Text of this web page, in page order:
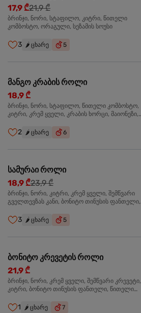
17,9 ₾21,9 ₾
ბრინჯი, ნორი, სტაფილო, კიტრი, წითელი
კომბოსტო, ორაგული, სეზამის სოუსი
3 🌶️ ცხარე 5
მანგო კრაბის როლი
18,9 ₾
ბრინჯი, ნორი, სტაფილო, წითელი კომბოსტო,
კიტრი, კრემ ყველი, კრაბის ხორცი, მაიონეზი,
2 🌶️ ცხარე 6
სამურაი როლი
18,9 ₾23,9 ₾
ბრინჯი, ნორი, კიტრი, კრემ ყველი, შემწვარი
გველთევზას კანი, ბონიტო თინუსის ფანთელი,
3 🌶️ ცხარე 5
ბონიტო კრევეტის როლი
21,9 ₾
ბრინჯი, ნორი, კრემ ყველი, შემწვარი კრევეტი,
კიტრი, ბონიტო თინუსის ფანთელი, წითელი
1 🌶️ ცხარე 7